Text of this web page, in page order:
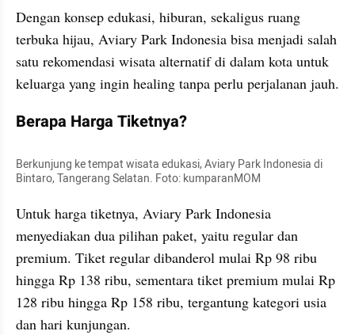
Dengan konsep edukasi, hiburan, sekaligus ruang
terbuka hijau, Aviary Park Indonesia bisa menjadi salah
satu rekomendasi wisata alternatif di dalam kota untuk
keluarga yang ingin healing tanpa perlu perjalanan jauh.
Berapa Harga Tiketnya?
Berkunjung ke tempat wisata edukasi, Aviary Park Indonesia di
Bintaro, Tangerang Selatan. Foto: kumparanMOM
Untuk harga tiketnya, Aviary Park Indonesia
menyediakan dua pilihan paket, yaitu regular dan
premium. Tiket regular dibanderol mulai Rp 98 ribu
hingga Rp 138 ribu, sementara tiket premium mulai Rp
128 ribu hingga Rp 158 ribu, tergantung kategori usia
dan hari kunjungan.